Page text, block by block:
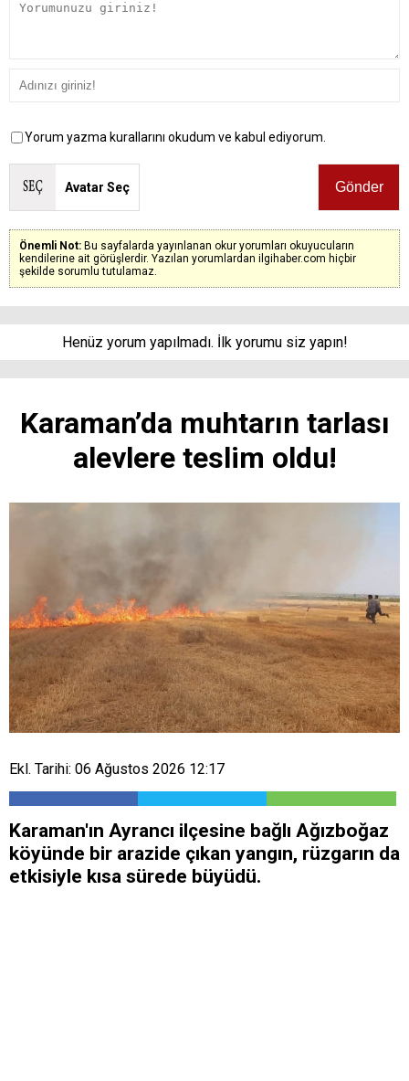
Yorum yazma kurallarını okudum ve kabul ediyorum.
Avatar Seç
Önemli Not: Bu sayfalarda yayınlanan okur yorumları okuyucuların
kendilerine ait görüşlerdir. Yazılan yorumlardan ilgihaber.com hiçbir
şekilde sorumlu tutulamaz.
Henüz yorum yapılmadı. İlk yorumu siz yapın!
Karaman’da muhtarın tarlası
alevlere teslim oldu!
Ekl. Tarihi: 06 Ağustos 2026 12:17
Karaman'ın Ayrancı ilçesine bağlı Ağızboğaz
köyünde bir arazide çıkan yangın, rüzgarın da
etkisiyle kısa sürede büyüdü.